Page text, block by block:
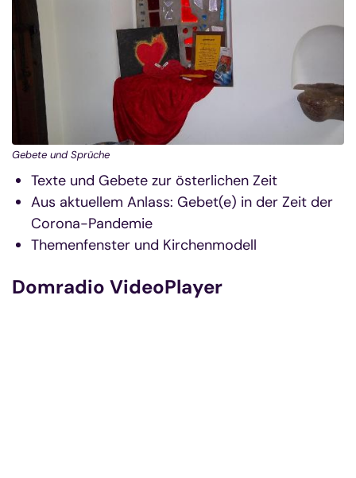
Gebete und Sprüche
Texte und Gebete zur österlichen Zeit
Aus aktuellem Anlass: Gebet(e) in der Zeit der
Corona-Pandemie
Themenfenster und Kirchenmodell
Domradio VideoPlayer